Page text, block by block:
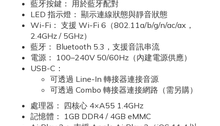
藍牙按鍵： 用於藍牙配對
LED 指示燈： 顯示連線狀態與靜音狀態
Wi-Fi： 支援 Wi-Fi 6（802.11a/b/g/n/ac/ax，
2.4GHz / 5GHz）
藍牙： Bluetooth 5.3，支援音訊串流
電源： 100–240V 50/60Hz（內建電源供應）
USB-C：
可透過 Line-In 轉接器連接音源
可透過 Combo 轉接器連接網路（需另購）
處理器： 四核心 4×A55 1.4GHz
記憶體： 1GB DDR4 / 4GB eMMC